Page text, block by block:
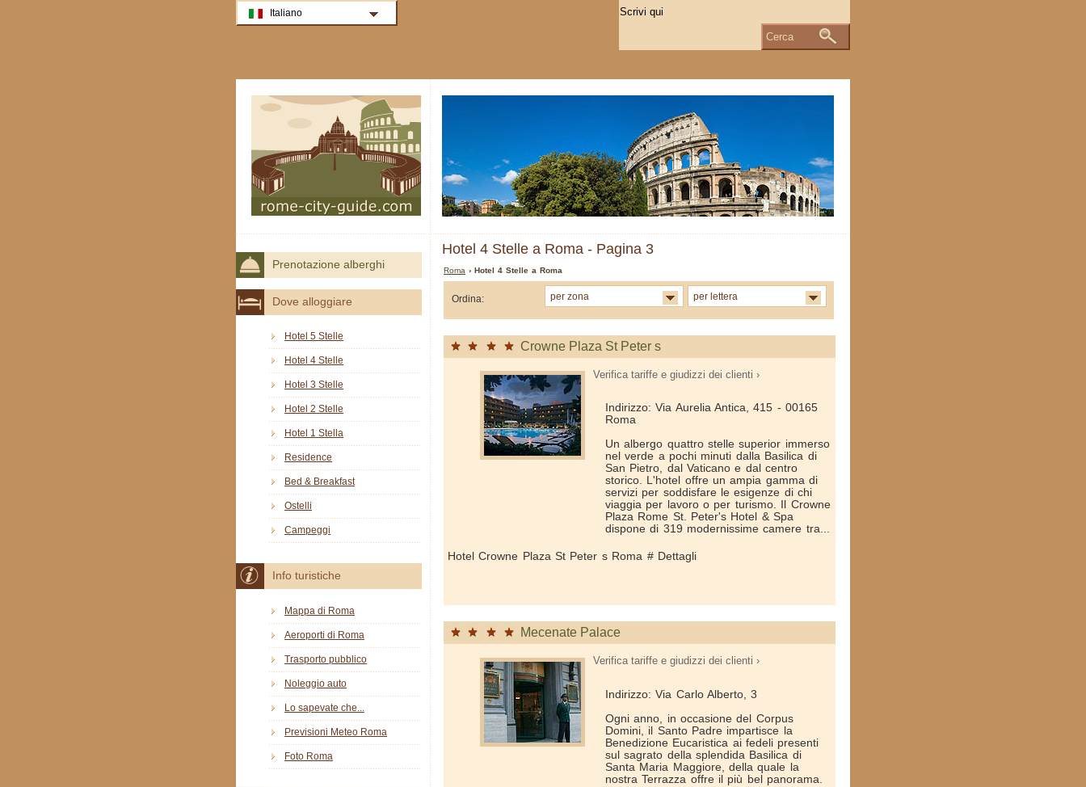
Hotel 4 Stelle a Roma - Pagina 3
Roma › Hotel 4 Stelle a Roma
Ordina: per zona per lettera
Crowne Plaza St Peter s
Verifica tariffe e giudizzi dei clienti ›
Indirizzo: Via Aurelia Antica, 415 - 00165
Roma
Un albergo quattro stelle superior immerso
nel verde a pochi minuti dalla Basilica di
San Pietro, dal Vaticano e dal centro
storico. L'hotel offre un ampia gamma di
servizi per soddisfare le esigenze di chi
viaggia per lavoro o per turismo. Il Crowne
Plaza Rome St. Peter's Hotel & Spa
dispone di 319 modernissime camere tra...
Hotel Crowne Plaza St Peter s Roma # Dettagli
Mecenate Palace
Verifica tariffe e giudizzi dei clienti ›
Indirizzo: Via Carlo Alberto, 3
Ogni anno, in occasione del Corpus
Domini, il Santo Padre impartisce la
Benedizione Eucaristica ai fedeli presenti
sul sagrato della splendida Basilica di
Santa Maria Maggiore, della quale la
nostra Terrazza offre il più bel panorama.
Prenotazione alberghi
Dove alloggiare
Hotel 5 Stelle
Hotel 4 Stelle
Hotel 3 Stelle
Hotel 2 Stelle
Hotel 1 Stella
Residence
Bed & Breakfast
Ostelli
Campeggi
Info turistiche
Mappa di Roma
Aeroporti di Roma
Trasporto pubblico
Noleggio auto
Lo sapevate che...
Previsioni Meteo Roma
Foto Roma
Italiano
Cerca